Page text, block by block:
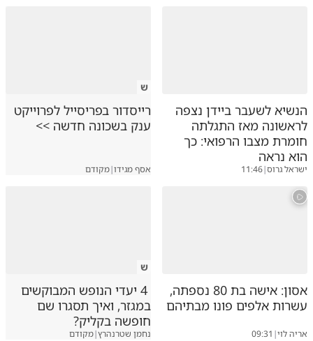
הנשיא לשעבר ביידן נצפה
לראשונה מאז התגלתה
חומרת מצבו הרפואי: כך
הוא נראה
ישראל גרוס|
11:46
ש
רייסדור בפריסייל לפרוייקט
ענק בשכונה חדשה >>
אסף מגידו|מקודם
אסון: אישה בת 80 נספתה,
עשרות אלפים פונו מבתיהם
אריה לוי|
09:31
ש
4 יעדי הנופש המבוקשים
במגזר, ואיך תסגרו שם
חופשה בקליק?
נחמן שטרנהרץ|מקודם